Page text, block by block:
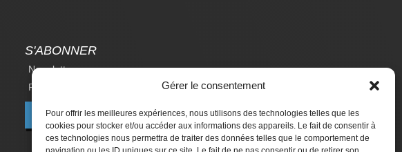
Gérer le consentement
Pour offrir les meilleures expériences, nous utilisons des technologies telles que les
cookies pour stocker et/ou accéder aux informations des appareils. Le fait de consentir à
ces technologies nous permettra de traiter des données telles que le comportement de
S'ABONNER
Newsletter
Revue Du Droit Des Étrangers
Faire un don